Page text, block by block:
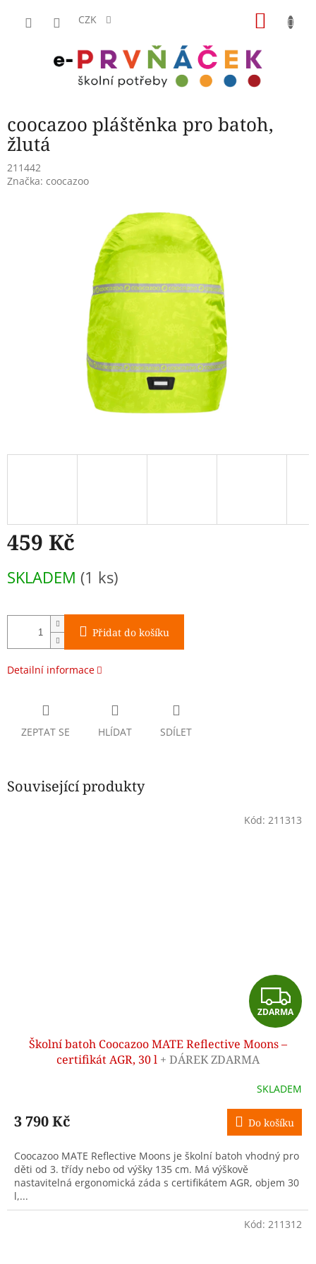
CZK
coocazoo pláštěnka pro batoh,
žlutá
211442
Značka: coocazoo
459 Kč
cena:
SKLADEM (1 ks)
Přidat do košíku
Detailní informace
ZEPTAT SE HLÍDAT SDÍLET
Související produkty
Z
D
R
M
A
ZDARMA
Školní batoh Coocazoo MATE Reflective Moons –
certifikát AGR, 30 l + DÁREK ZDARMA
SKLADEM
3 790 Kč Do košíku
Coocazoo MATE Reflective Moons je školní batoh vhodný pro
děti od 3. třídy nebo od výšky 135 cm. Má výškově
nastavitelná ergonomická záda s certifikátem AGR, objem 30
l,...
Kód: 211313
Kód: 211312